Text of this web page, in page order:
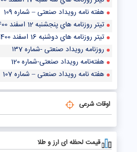
هفته نامه رویداد صنعتی – شماره 109
تيتر روزنامه هاي پنجشنبه 12 اسفند 1400
تيتر روزنامه هاي دوشنبه 16 اسفند 1400
روزنامه رویداد صنعتی -شماره ۱۳7
هفته‌نامه رویداد صنعتی-شماره 120
هفته نامه رویداد صنعتی – شماره 107
اوقات شرعی
قیمت لحظه ای ارز و طلا